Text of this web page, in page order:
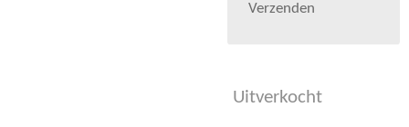
Verzenden
Uitverkocht